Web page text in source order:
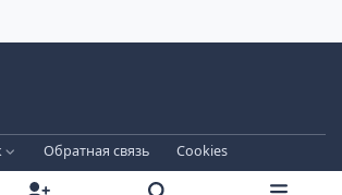
настройки
Обратная связь
Cookies
зарегистрирована на IPBSkins.ru